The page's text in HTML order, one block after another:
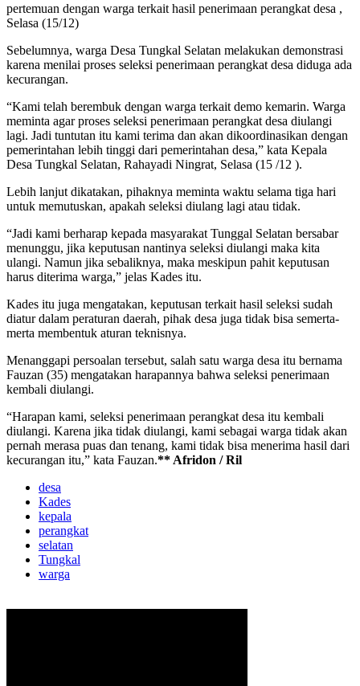
pertemuan dengan warga terkait hasil penerimaan perangkat desa ,
Selasa (15/12)
Sebelumnya, warga Desa Tungkal Selatan melakukan demonstrasi
karena menilai proses seleksi penerimaan perangkat desa diduga ada
kecurangan.
“Kami telah berembuk dengan warga terkait demo kemarin. Warga
meminta agar proses seleksi penerimaan perangkat desa diulangi
lagi. Jadi tuntutan itu kami terima dan akan dikoordinasikan dengan
pemerintahan lebih tinggi dari pemerintahan desa,” kata Kepala
Desa Tungkal Selatan, Rahayadi Ningrat, Selasa (15 /12 ).
Lebih lanjut dikatakan, pihaknya meminta waktu selama tiga hari
untuk memutuskan, apakah seleksi diulang lagi atau tidak.
“Jadi kami berharap kepada masyarakat Tunggal Selatan bersabar
menunggu, jika keputusan nantinya seleksi diulangi maka kita
ulangi. Namun jika sebaliknya, maka meskipun pahit keputusan
harus diterima warga,” jelas Kades itu.
Kades itu juga mengatakan, keputusan terkait hasil seleksi sudah
diatur dalam peraturan daerah, pihak desa juga tidak bisa semerta-
merta membentuk aturan teknisnya.
Menanggapi persoalan tersebut, salah satu warga desa itu bernama
Fauzan (35) mengatakan harapannya bahwa seleksi penerimaan
kembali diulangi.
“Harapan kami, seleksi penerimaan perangkat desa itu kembali
diulangi. Karena jika tidak diulangi, kami sebagai warga tidak akan
pernah merasa puas dan tenang, kami tidak bisa menerima hasil dari
kecurangan itu,” kata Fauzan.** Afridon / Ril
desa
Kades
kepala
perangkat
selatan
Tungkal
warga